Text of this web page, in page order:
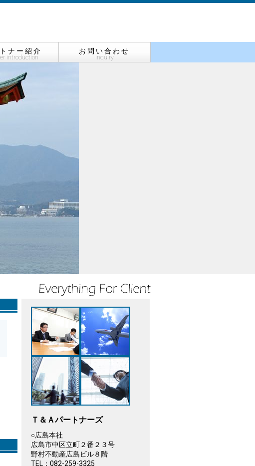
ナー紹介
introduction
お問い合わせ
inquiry
Ｔ＆Ａパートナーズ
○広島本社
広島市中区立町２番２３号
野村不動産広島ビル８階
TEL：082-259-3325